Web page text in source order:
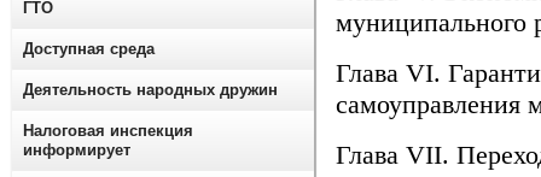
муниципального
Глава VI.
самоуправления
Глава VII.
ГТО
Доступная среда
Деятельность народных дружин
Налоговая инспекция
информирует